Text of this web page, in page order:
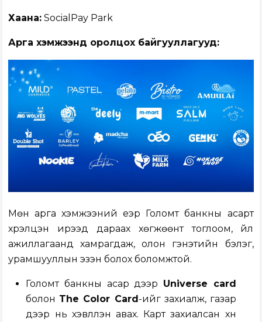
Хаана: SocialPay Park
Арга хэмжээнд оролцох байгууллагууд:
Мөн арга хэмжээний үеэр Голомт банкны асарт
хүрэлцэн ирээд дараах хөгжөөнт тоглоом, үйл
ажиллагаанд хамрагдаж, олон гэнэтийн бэлэг,
урамшууллын эзэн болох боломжтой.
Голомт банкны асар дээр Universe card
болон The Color Card-ийг захиалж, газар
дээр нь хэвлүүлэн авах. Карт захиалсан хүн